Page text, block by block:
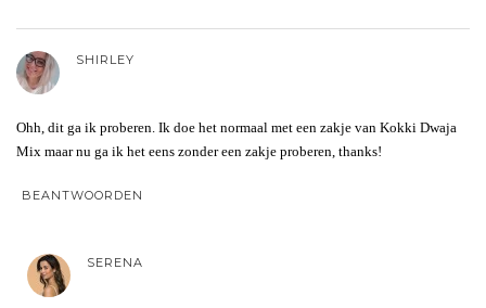
SHIRLEY
Ohh, dit ga ik proberen. Ik doe het normaal met een zakje van Kokki Dwaja
Mix maar nu ga ik het eens zonder een zakje proberen, thanks!
BEANTWOORDEN
SERENA